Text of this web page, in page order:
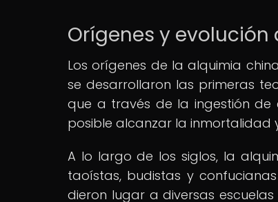
Orígenes y
Los orígenes de la alquimia
se desarrollaron las primeras
que a través de la ingestión de
posible alcanzar la inmortalidad
A lo largo de los siglos, la
taoístas, budistas y
dieron lugar a diversas